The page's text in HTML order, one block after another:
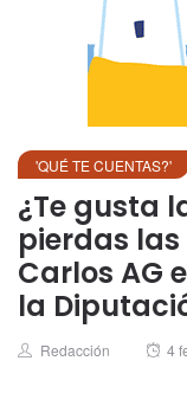
'QUÉ TE CUENTAS?'
¿Te gusta
pierdas
Carlos AG
la
Author
Redacción 4